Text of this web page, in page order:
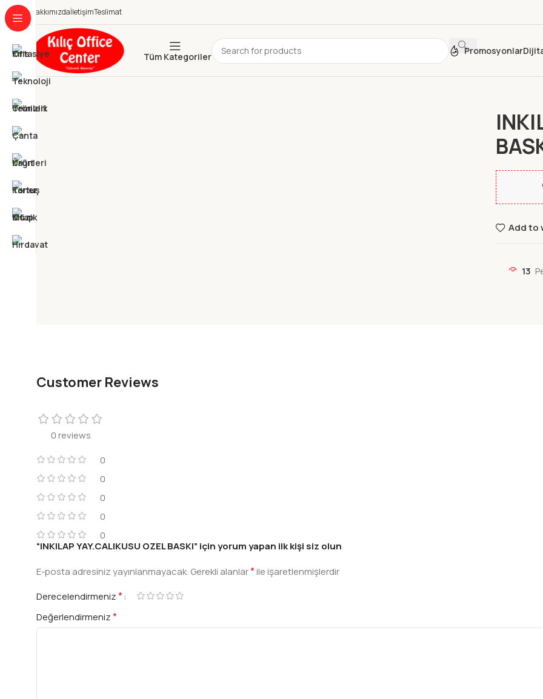
HakkımızdaİletişimTeslimat
Tüm Kategoriler
Promosyonlar
Add to
13
Customer Reviews
0 reviews
0
0
0
0
0
“INKILAP YAY.CALIKUSU OZEL BASKI” için yorum yapan ilk kişi siz olun
E-posta adresiniz yayınlanmayacak. Gerekli alanlar*ile işaretlenmişlerdir
Derecelendirmeniz*
Değerlendirmeniz*